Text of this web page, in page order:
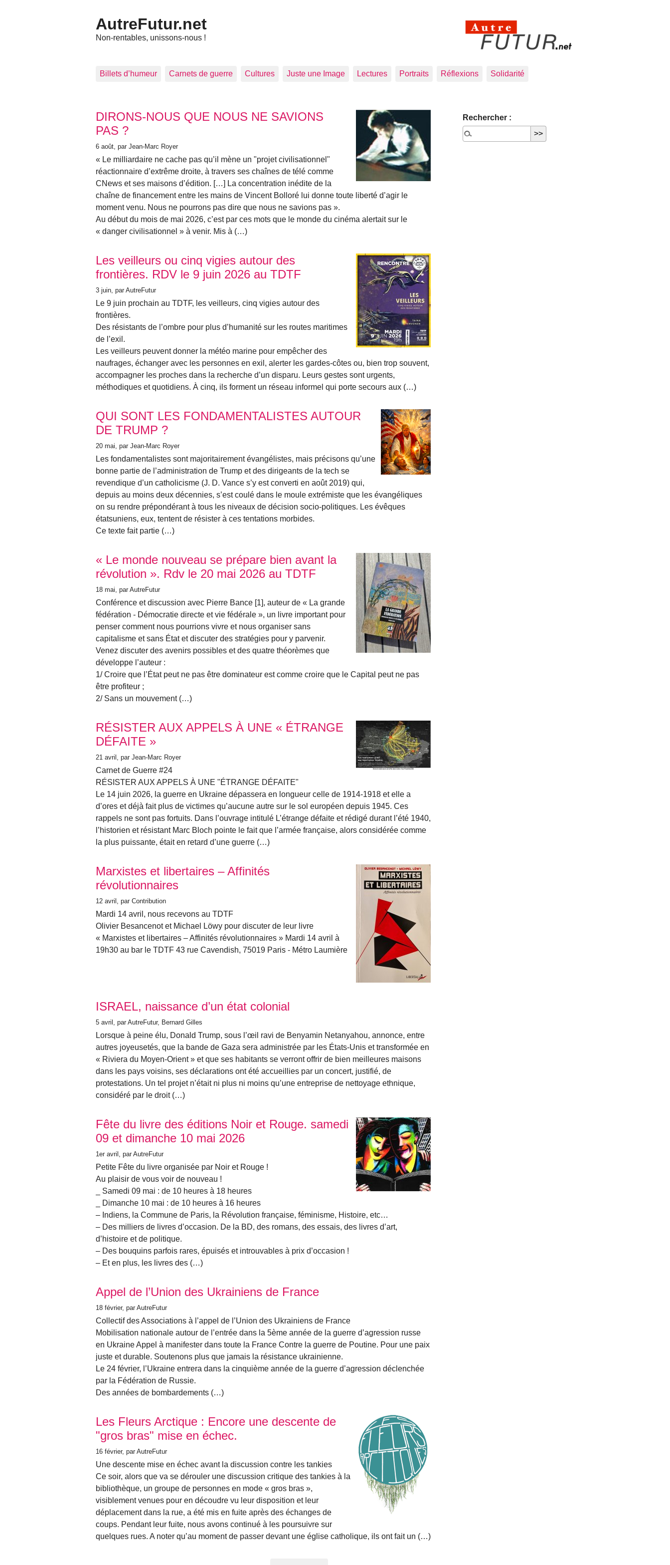
AutreFutur.net
Non-rentables, unissons-nous !
Billets d’humeur Carnets de guerre Cultures Juste une Image Lectures Portraits Réflexions Solidarité
Articles les plus récents
DIRONS-NOUS QUE NOUS NE SAVIONS
PAS ?
6 août , par Jean-Marc Royer
« Le milliardaire ne cache pas qu’il mène un "projet civilisationnel"
réactionnaire d’extrême droite, à travers ses chaînes de télé comme
CNews et ses maisons d’édition. […] La concentration inédite de la
chaîne de financement entre les mains de Vincent Bolloré lui donne toute liberté d’agir le
moment venu. Nous ne pourrons pas dire que nous ne savions pas ».
Au début du mois de mai 2026, c’est par ces mots que le monde du cinéma alertait sur le
« danger civilisationnel » à venir. Mis à (…)
Les veilleurs ou cinq vigies autour des
frontières. RDV le 9 juin 2026 au TDTF
3 juin , par AutreFutur
Le 9 juin prochain au TDTF, les veilleurs, cinq vigies autour des
frontières.
Des résistants de l’ombre pour plus d’humanité sur les routes maritimes
de l’exil.
Les veilleurs peuvent donner la météo marine pour empêcher des
naufrages, échanger avec les personnes en exil, alerter les gardes-côtes ou, bien trop souvent,
accompagner les proches dans la recherche d’un disparu. Leurs gestes sont urgents,
méthodiques et quotidiens. À cinq, ils forment un réseau informel qui porte secours aux (…)
QUI SONT LES FONDAMENTALISTES AUTOUR
DE TRUMP ?
20 mai , par Jean-Marc Royer
Les fondamentalistes sont majoritairement évangélistes, mais précisons qu’une
bonne partie de l’administration de Trump et des dirigeants de la tech se
revendique d’un catholicisme (J. D. Vance s’y est converti en août 2019) qui,
depuis au moins deux décennies, s’est coulé dans le moule extrémiste que les évangéliques
on su rendre prépondérant à tous les niveaux de décision socio-politiques. Les évêques
étatsuniens, eux, tentent de résister à ces tentations morbides.
Ce texte fait partie (…)
« Le monde nouveau se prépare bien avant la
révolution ». Rdv le 20 mai 2026 au TDTF
18 mai , par AutreFutur
Conférence et discussion avec Pierre Bance [1], auteur de « La grande
fédération - Démocratie directe et vie fédérale », un livre important pour
penser comment nous pourrions vivre et nous organiser sans
capitalisme et sans État et discuter des stratégies pour y parvenir.
Venez discuter des avenirs possibles et des quatre théorèmes que
développe l’auteur :
1/ Croire que l’État peut ne pas être dominateur est comme croire que le Capital peut ne pas
être profiteur ;
2/ Sans un mouvement (…)
RÉSISTER AUX APPELS À UNE « ÉTRANGE
DÉFAITE »
21 avril , par Jean-Marc Royer
Carnet de Guerre #24
RÉSISTER AUX APPELS À UNE "ÉTRANGE DÉFAITE"
Le 14 juin 2026, la guerre en Ukraine dépassera en longueur celle de 1914-1918 et elle a
d’ores et déjà fait plus de victimes qu’aucune autre sur le sol européen depuis 1945. Ces
rappels ne sont pas fortuits. Dans l’ouvrage intitulé L’étrange défaite et rédigé durant l’été 1940,
l’historien et résistant Marc Bloch pointe le fait que l’armée française, alors considérée comme
la plus puissante, était en retard d’une guerre (…)
Marxistes et libertaires – Affinités
révolutionnaires
12 avril , par Contribution
Mardi 14 avril, nous recevons au TDTF
Olivier Besancenot et Michael Löwy pour discuter de leur livre
« Marxistes et libertaires – Affinités révolutionnaires » Mardi 14 avril à
19h30 au bar le TDTF 43 rue Cavendish, 75019 Paris - Métro Laumière
ISRAEL, naissance d’un état colonial
5 avril , par AutreFutur, Bernard Gilles
Lorsque à peine élu, Donald Trump, sous l’œil ravi de Benyamin Netanyahou, annonce, entre
autres joyeusetés, que la bande de Gaza sera administrée par les États-Unis et transformée en
« Riviera du Moyen-Orient » et que ses habitants se verront offrir de bien meilleures maisons
dans les pays voisins, ses déclarations ont été accueillies par un concert, justifié, de
protestations. Un tel projet n’était ni plus ni moins qu’une entreprise de nettoyage ethnique,
considéré par le droit (…)
Fête du livre des éditions Noir et Rouge. samedi
09 et dimanche 10 mai 2026
1er avril , par AutreFutur
Petite Fête du livre organisée par Noir et Rouge !
Au plaisir de vous voir de nouveau !
_ Samedi 09 mai : de 10 heures à 18 heures
_ Dimanche 10 mai : de 10 heures à 16 heures
– Indiens, la Commune de Paris, la Révolution française, féminisme, Histoire, etc…
– Des milliers de livres d’occasion. De la BD, des romans, des essais, des livres d’art,
d’histoire et de politique.
– Des bouquins parfois rares, épuisés et introuvables à prix d’occasion !
– Et en plus, les livres des (…)
Appel de l’Union des Ukrainiens de France
18 février, par AutreFutur
Collectif des Associations à l’appel de l’Union des Ukrainiens de France
Mobilisation nationale autour de l’entrée dans la 5ème année de la guerre d’agression russe
en Ukraine Appel à manifester dans toute la France Contre la guerre de Poutine. Pour une paix
juste et durable. Soutenons plus que jamais la résistance ukrainienne.
Le 24 février, l’Ukraine entrera dans la cinquième année de la guerre d’agression déclenchée
par la Fédération de Russie.
Des années de bombardements (…)
Les Fleurs Arctique : Encore une descente de
"gros bras" mise en échec.
16 février, par AutreFutur
Une descente mise en échec avant la discussion contre les tankies
Ce soir, alors que va se dérouler une discussion critique des tankies à la
bibliothèque, un groupe de personnes en mode « gros bras »,
visiblement venues pour en découdre vu leur disposition et leur
déplacement dans la rue, a été mis en fuite après des échanges de
coups. Pendant leur fuite, nous avons continué à les poursuivre sur
quelques rues. A noter qu’au moment de passer devant une église catholique, ils ont fait un (…)
Rechercher :